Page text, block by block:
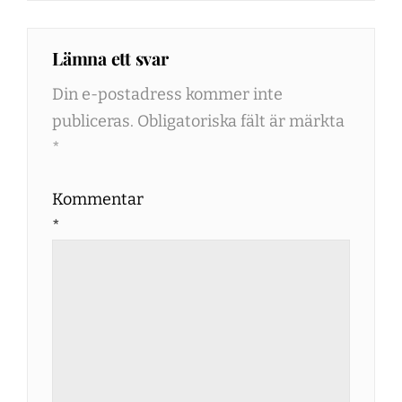
Lämna ett svar
Din e-postadress kommer inte
publiceras. Obligatoriska fält är märkta
*
Kommentar
*